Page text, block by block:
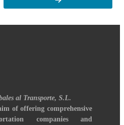
al Transporte, S.L.
of offering comprehensive
companies and